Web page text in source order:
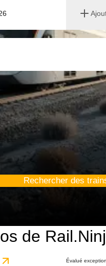
Rechercher des
de
Évalué